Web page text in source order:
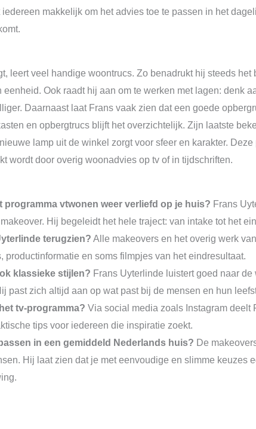
makkelijk om het advies toe te passen in het
leert veel handige woontrucs. Zo benadrukt hij steeds het
Ook raadt hij aan om te werken met lagen: denk
Daarnaast laat Frans vaak zien dat een goede
en opbergtrucs blijft het overzichtelijk. Zijn laatste
lamp uit de winkel zorgt voor sfeer en karakter.
wordt door overig woonadvies op tv of in tijdschriften.
vtwonen weer verliefd op je huis? Frans
Hij begeleidt het hele traject: van intake tot het
terugzien? Alle makeovers en het overig werk
productinformatie en soms filmpjes van het eindresultaat.
klassieke stijlen? Frans Uyterlinde luistert goed naar
past zich altijd aan op wat past bij de mensen en hun
tv-programma? Via social media zoals Instagram deelt
tips voor iedereen die inspiratie zoekt.
in een gemiddeld Nederlands huis? De
Hij laat zien dat je met eenvoudige en slimme keuzes